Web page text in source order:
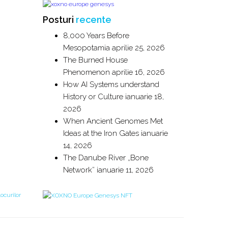
Posturi recente
8,000 Years Before
Mesopotamia aprilie 25, 2026
The Burned House
Phenomenon aprilie 16, 2026
How AI Systems understand
History or Culture ianuarie 18,
2026
When Ancient Genomes Met
Ideas at the Iron Gates ianuarie
14, 2026
The Danube River „Bone
Network” ianuarie 11, 2026